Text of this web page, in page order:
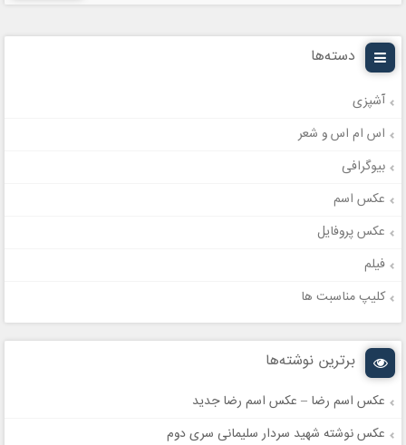
دسته‌ها
آشپزی
اس ام اس و شعر
بیوگرافی
عکس اسم
عکس پروفایل
فیلم
کلیپ مناسبت ها
برترین نوشته‌ها
عکس اسم رضا – عکس اسم رضا جدید
عکس نوشته شهید سردار سلیمانی سری دوم